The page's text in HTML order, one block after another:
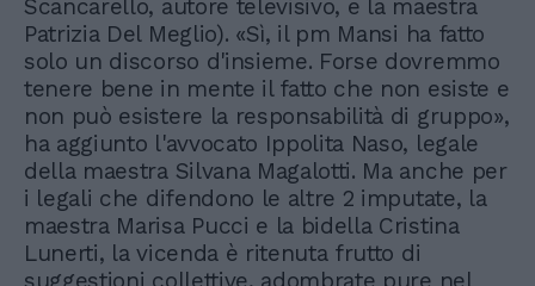
Scancarello, autore televisivo, e la maestra
Patrizia Del Meglio). «Sì, il pm Mansi ha fatto
solo un discorso d'insieme. Forse dovremmo
tenere bene in mente il fatto che non esiste e
non può esistere la responsabilità di gruppo»,
ha aggiunto l'avvocato Ippolita Naso, legale
della maestra Silvana Magalotti. Ma anche per
i legali che difendono le altre 2 imputate, la
maestra Marisa Pucci e la bidella Cristina
Lunerti, la vicenda è ritenuta frutto di